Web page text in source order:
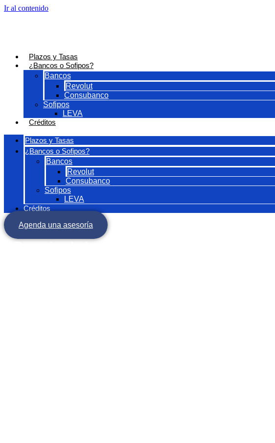
Ir al contenido
Plazos y Tasas
¿Bancos o Sofipos?
Bancos
Revolut
Consubanco
Sofipos
LEVA
Créditos
Plazos y Tasas
¿Bancos o Sofipos?
Bancos
Revolut
Consubanco
Sofipos
LEVA
Créditos
Agenda una asesoría